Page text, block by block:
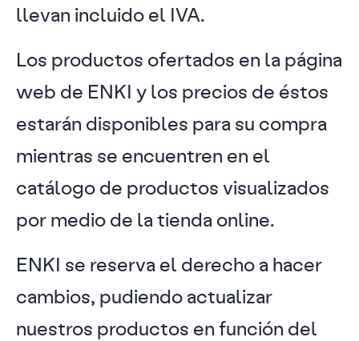
llevan incluido el IVA.
Los productos ofertados en la página
web de ENKI y los precios de éstos
estarán disponibles para su compra
mientras se encuentren en el
catálogo de productos visualizados
por medio de la tienda online.
ENKI se reserva el derecho a hacer
cambios, pudiendo actualizar
nuestros productos en función del